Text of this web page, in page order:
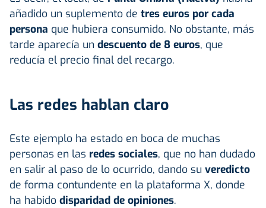
añadido un suplemento de tres euros por cada
persona que hubiera consumido. No obstante, más
tarde aparecía un descuento de 8 euros, que
reducía el precio final del recargo.
Las redes hablan claro
Este ejemplo ha estado en boca de muchas
personas en las redes sociales, que no han dudado
en salir al paso de lo ocurrido, dando su veredicto
de forma contundente en la plataforma X, donde
ha habido disparidad de opiniones.